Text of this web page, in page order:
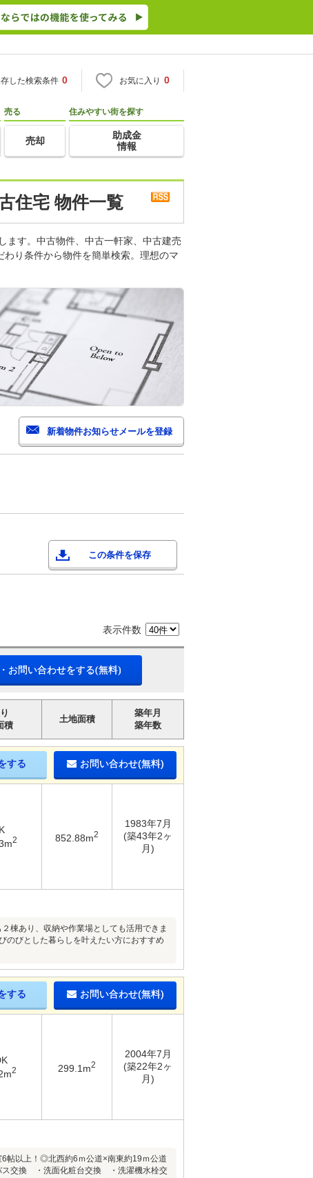
した検索条件 0 お気に入り 0
売る
売却
住みやすい街を探す
助成金
情報
住宅 物件一覧
ます。中古物件、中古一軒家、中古建売
り条件から物件を簡単検索。理想のマ
この条件を保存
表示件数
お問い合わせをする(無料)
積
土地面積
築年月
築年数
する お問い合わせ(無料)
2 852.88m2
1983年7月
(築43年2ヶ
月)
棟あり、収納や作業場としても活用できま
のびとした暮らしを叶えたい方におすすめ
する お問い合わせ(無料)
2 299.1m2
2004年7月
(築22年2ヶ
月)
帖以上！◎北西約6ｍ公道×南東約19ｍ公道
ス交換 ・洗面化粧台交換 ・洗濯機水栓交